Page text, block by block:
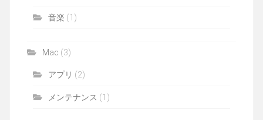
音楽 (1)
Mac (3)
アプリ (2)
メンテナンス (1)